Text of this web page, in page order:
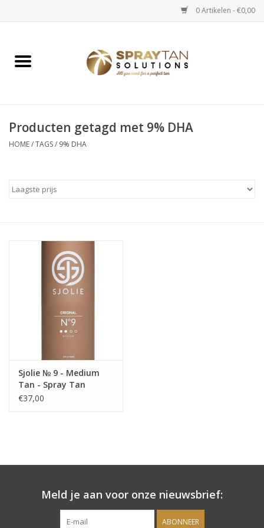
0 Artikelen - €0,00
Home
Spray Tan Starterspakketten
Selftan producten
Verzorging / Accessoires
Onderdelen
Ventilatoren / Afzuiging
Promotie materiaal
Salon kleding
Trainingen
Producten getagd met 9% DHA
HOME/TAGS/ 9% DHA
Sjolie № 9 - Medium
Tan - Spray Tan
vloeistof
€37,00
Meld je aan voor onze nieuwsbrief:
ABONNEER